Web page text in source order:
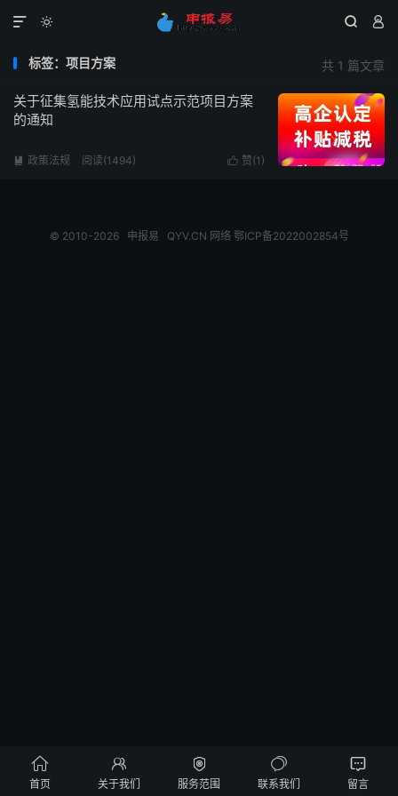
  

共 1 篇文章
标签：项目方案
关于征集氢能技术应用试点示范项目方案
的通知
 赞(1 )
 政策法规 阅读(1494)
© 2010-2026 申报易 QYV.CN 网络 鄂ICP备2022002854号

首页

关于我们

服务范围

联系我们

留言